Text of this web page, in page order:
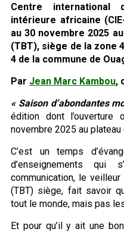
Centre international
intérieure africaine
au 30 novembre 2025
(TBT), siège de la zone
4 de la commune de
Par Jean Marc Kambou,
« Saison d’abondantes
édition dont
novembre 2025 au
C’est un temps
d’enseignements qui
communication, le
(TBT) siège, fait savoir
tout le monde, mais pas
Et pour qu’il y ait une